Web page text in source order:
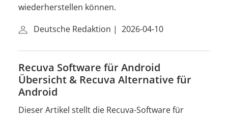
wiederherstellen können.
Deutsche Redaktion | 2026-04-10
Recuva Software für Android
Übersicht & Recuva Alternative für
Android
Dieser Artikel stellt die Recuva-Software für